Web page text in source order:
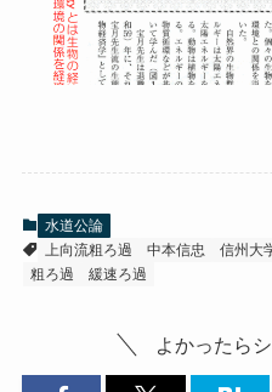
水道公論
上向流粗ろ過
中本信忠 信州大
粗ろ過
緩速ろ過
よかったら